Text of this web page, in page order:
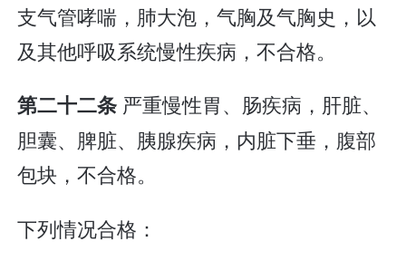
支气管哮喘，肺大泡，气胸及气胸史，以
及其他呼吸系统慢性疾病，不合格。
第二十二条 严重慢性胃、肠疾病，肝脏、
胆囊、脾脏、胰腺疾病，内脏下垂，腹部
包块，不合格。
下列情况合格：